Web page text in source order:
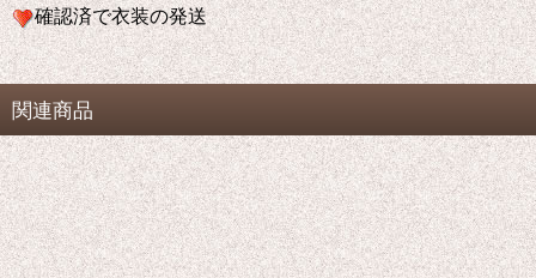
確認済で衣装の発送
関連商品